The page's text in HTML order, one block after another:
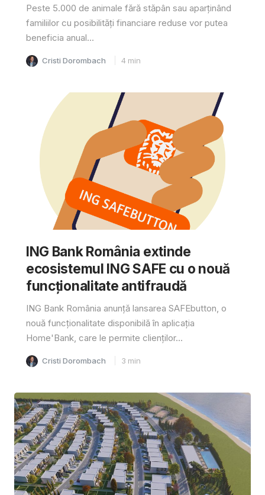
Peste 5.000 de animale fără stăpân sau aparținând
familiilor cu posibilități financiare reduse vor putea
beneficia anual...
Cristi Dorombach 4 min
ING Bank România extinde
ecosistemul ING SAFE cu o nouă
funcționalitate antifraudă
ING Bank România anunță lansarea SAFEbutton, o
nouă funcționalitate disponibilă în aplicația
Home'Bank, care le permite clienților...
Cristi Dorombach 3 min